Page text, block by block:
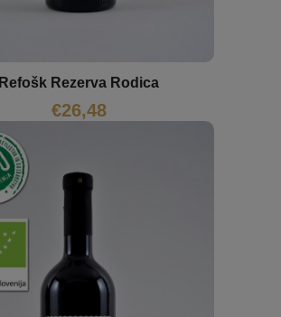
Refošk Rezerva Rodica
€26,48